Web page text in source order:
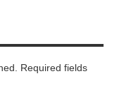
Required fields